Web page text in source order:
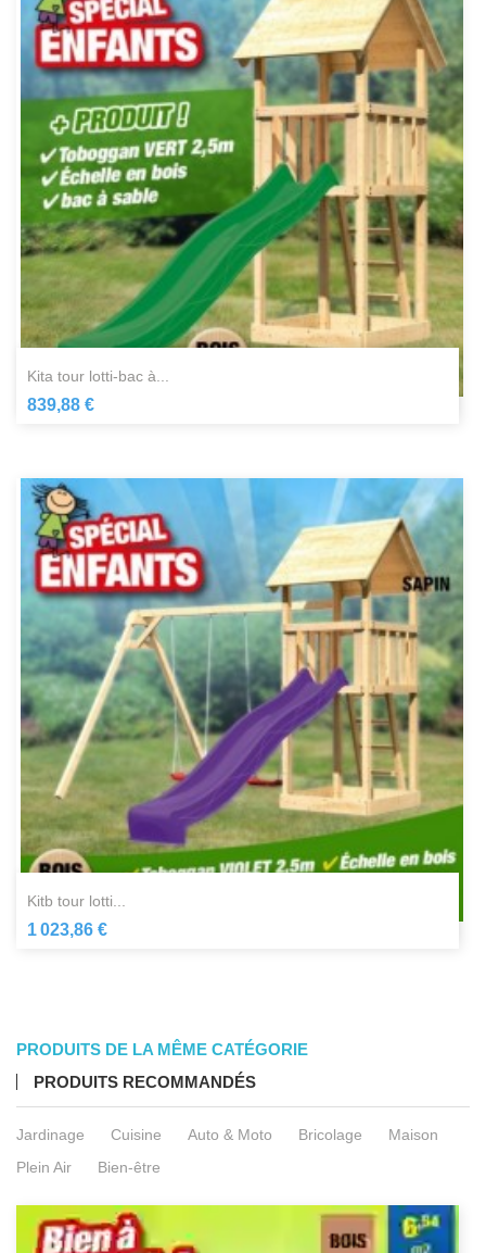
kita tour lotti-bac à...
839,88 €
kitb tour lotti...
1 023,86 €
PRODUITS DE LA MÊME CATÉGORIE
PRODUITS RECOMMANDÉS
Jardinage Cuisine Auto & Moto Bricolage
Maison
Plein Air
Bien-être